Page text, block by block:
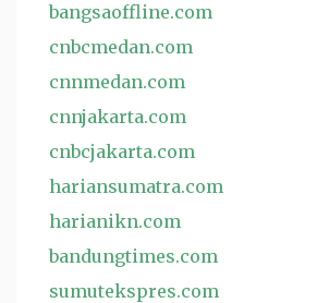
bangsaoffline.com
cnbcmedan.com
cnnmedan.com
cnnjakarta.com
cnbcjakarta.com
hariansumatra.com
harianikn.com
bandungtimes.com
sumutekspres.com